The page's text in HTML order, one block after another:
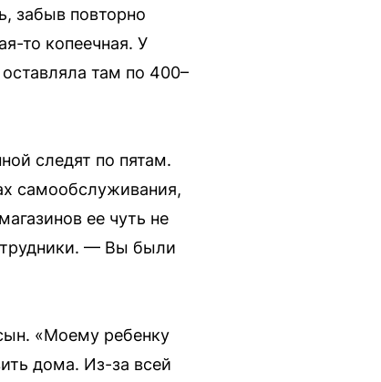
забыв повторно
то копеечная. У
там по 400–
следят по пятам.
самообслуживания,
ее чуть не
— Вы были
«Моему ребенку
дома. Из-за всей